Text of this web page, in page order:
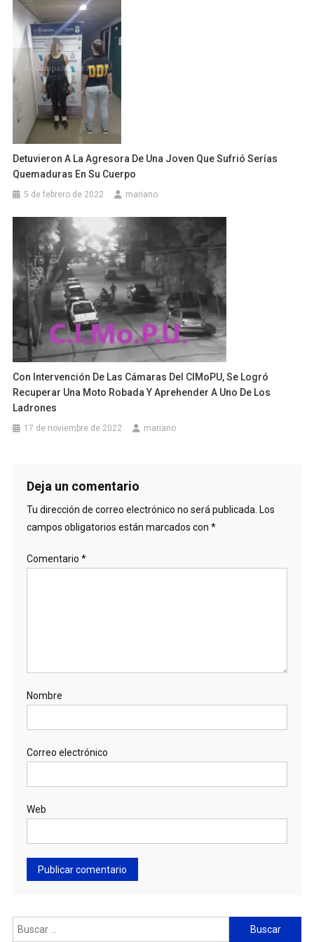
Detuvieron A La Agresora De Una Joven Que Sufrió Serías
Quemaduras En Su Cuerpo
5 de febrero de 2022 mariano
Con Intervención De Las Cámaras Del CIMoPU, Se Logró
Recuperar Una Moto Robada Y Aprehender A Uno De Los
Ladrones
17 de noviembre de 2022 mariano
Deja un comentario
Tu dirección de correo electrónico no será publicada. Los
campos obligatorios están marcados con *
Comentario *
Nombre
Correo electrónico
Web
Buscar: